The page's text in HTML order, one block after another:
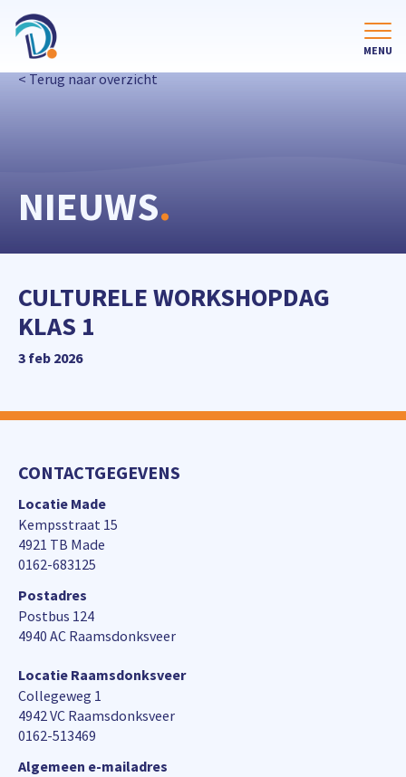
< Terug naar overzicht
NIEUWS.
CULTURELE WORKSHOPDAG
KLAS 1
3 feb 2026
CONTACTGEGEVENS
Locatie Made
Kempsstraat 15
4921 TB Made
0162-683125
Postadres
Postbus 124
4940 AC Raamsdonksveer
Locatie Raamsdonksveer
Collegeweg 1
4942 VC Raamsdonksveer
0162-513469
Algemeen e-mailadres